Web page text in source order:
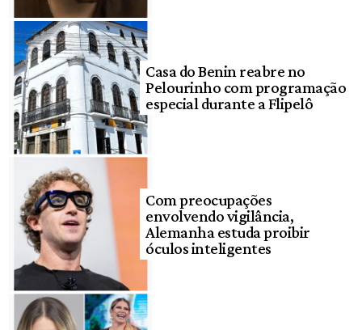
Casa do Benin reabre no
Pelourinho com programação
especial durante a Flipelô
Com preocupações
envolvendo vigilância,
Alemanha estuda proibir
óculos inteligentes